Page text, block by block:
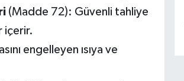
(Madde 72): Güvenli tahliye
içerir.
engelleyen ısıya ve